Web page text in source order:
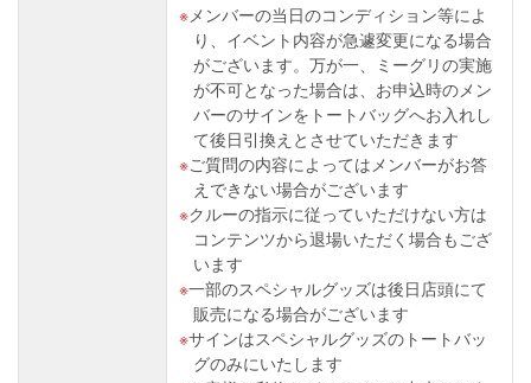
メンバーの当日のコンディション等によ
り、イベント内容が急遽変更になる場合
がございます。万が一、ミーグリの実施
が不可となった場合は、お申込時のメン
バーのサインをトートバッグへお入れし
て後日引換えとさせていただきます
ご質問の内容によってはメンバーがお答
えできない場合がございます
クルーの指示に従っていただけない方は
コンテンツから退場いただく場合もござ
います
一部のスペシャルグッズは後日店頭にて
販売になる場合がございます
サインはスペシャルグッズのトートバッ
グのみにいたします